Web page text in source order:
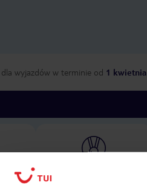
wyjazdów w terminie od 1